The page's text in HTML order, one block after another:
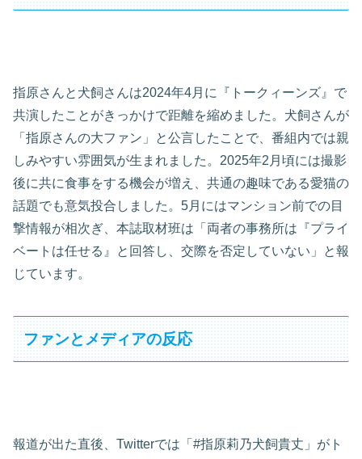
指原さんと犬飼さんは2024年4月に『トークィーンズ』で
共演したことがきっかけで距離を縮めました。犬飼さんが
「指原さんの大ファン」と公言したことで、番組内では親
しみやすい雰囲気が生まれました。2025年2月頃には撮影
後に共に食事をする機会が増え、共通の趣味である愛猫の
話題でも意気投合しました。5月にはマンション前での目
撃情報が相次ぎ、本誌取材班は「両者の事務所は『プライ
ベートは任せる』と回答し、交際を否定していない」と報
じています。
ファンとメディアの反応
報道が出た直後、Twitterでは「#指原莉乃犬飼貴丈」がト